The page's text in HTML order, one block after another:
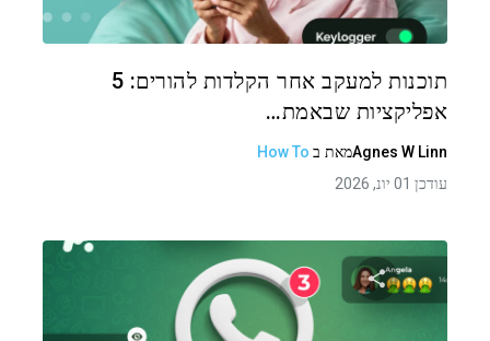
תוכנות למעקב אחר הקלדות להורים: 5
אפליקציות שבאמת…
Agnes W Linnמאת ב How To
עודכן 01 יונ, 2026
שתף מאמר זה